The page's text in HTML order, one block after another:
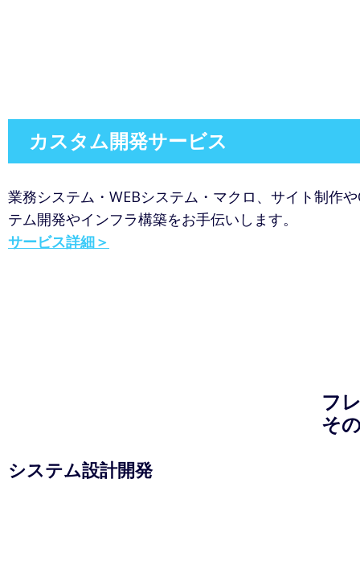
カスタム開発サービス
業務システム・WEBシステム・マクロ、サイト制作
テム開発やインフラ構築をお手伝いします。
サービス詳細＞
フ
そ
システム設計開発